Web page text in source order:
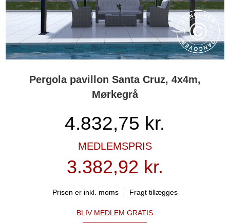
Pergola pavillon Santa Cruz, 4x4m,
Mørkegrå
4.832,75 kr.
MEDLEMSPRIS
3.382,92 kr.
Prisen er inkl. moms Fragt tillægges
BLIV MEDLEM GRATIS